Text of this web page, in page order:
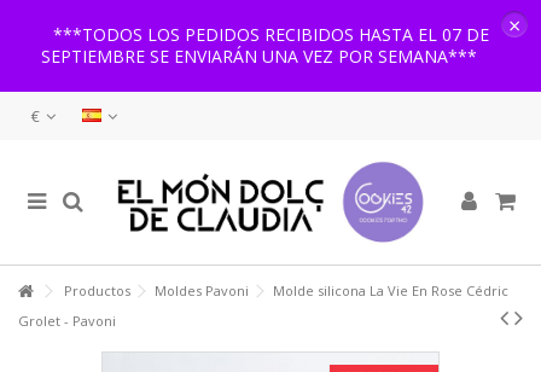
***TODOS LOS PEDIDOS RECIBIDOS HASTA EL 07 DE
SEPTIEMBRE SE ENVIARÁN UNA VEZ POR SEMANA***
×
€
Productos Moldes Pavoni
Molde silicona La Vie En Rose Cédric
Grolet - Pavoni